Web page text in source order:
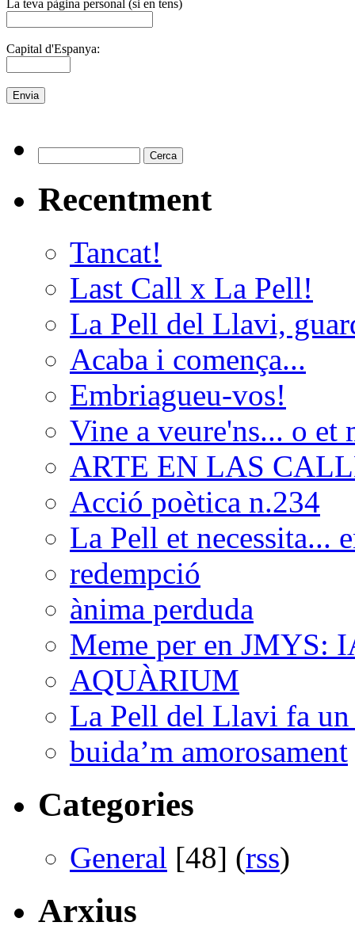
La teva pàgina personal (si en tens)
Capital d'Espanya:
Recentment
Tancat!
Last Call x La Pell!
La Pell del Llavi,
Acaba i comença...
Embriagueu-vos!
Vine a veure'ns... o et
ARTE EN LAS
Acció poètica n.234
La Pell et necessita...
redempció
ànima perduda
Meme per en JMYS:
AQUÀRIUM
La Pell del Llavi fa un
buida’m amorosament
Categories
General [48] (rss)
Arxius